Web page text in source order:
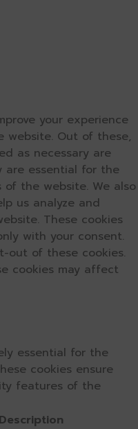
your experience
website. Out of these,
as necessary are
are essential for the
the website. We also
us analyze and
These cookies
with your consent.
out of these cookies.
cookies may affect
essential for the
cookies ensure
features of the
Description